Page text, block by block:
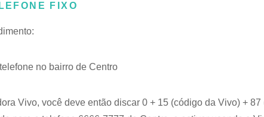
FIXO
no bairro de Centro
Vivo, você deve então discar 0 + 15 (código da Vivo) + 87